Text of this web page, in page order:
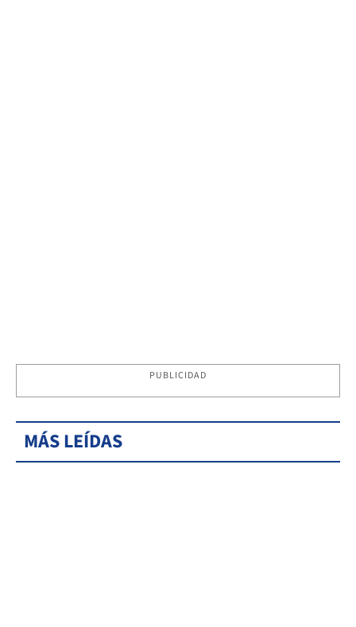
PUBLICIDAD
MÁS LEÍDAS